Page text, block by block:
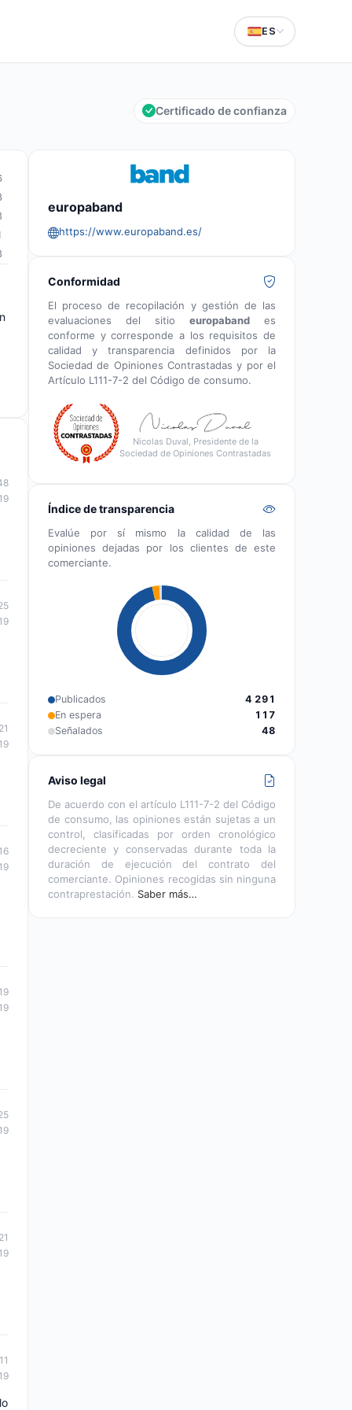
ES
Certificado de confianza
europaband
https://www.europaband.es/
Conformidad
El proceso de recopilación y gestión de las
evaluaciones del sitio europaband es
conforme y corresponde a los requisitos de
calidad y transparencia definidos por la
Sociedad de Opiniones Contrastadas y por el
Artículo L111-7-2 del Código de consumo.
Nicolas Duval, Presidente de la
Sociedad de Opiniones Contrastadas
Índice de transparencia
Evalúe por sí mismo la calidad de las
opiniones dejadas por los clientes de este
comerciante.
Publicados
4 291
En espera
117
Señalados
48
Aviso legal
De acuerdo con el artículo L111-7-2 del Código
de consumo, las opiniones están sujetas a un
control, clasificadas por orden cronológico
decreciente y conservadas durante toda la
duración de ejecución del contrato del
comerciante. Opiniones recogidas sin ninguna
contraprestación. Saber más…